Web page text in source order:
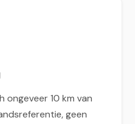
ongeveer 10 km van
geen